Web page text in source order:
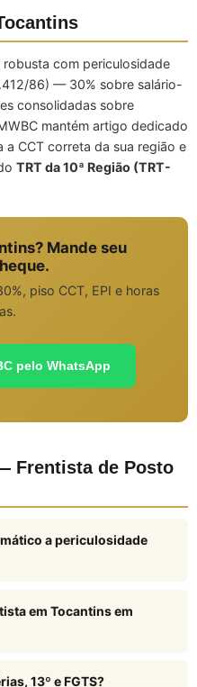
com periculosidade
86) — 30% sobre salário-
consolidadas sobre
mantém artigo dedicado
CCT correta da sua região e
TRT da 10ª Região (TRT-
Mande seu
piso CCT, EPI e horas
pelo WhatsApp
Frentista de Posto
a periculosidade
em Tocantins em
13º e FGTS?